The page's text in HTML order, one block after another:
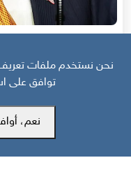
منظور دولي: هل انهارت
نحن نستخدم ملفات تعريف
توافق على
نعم،